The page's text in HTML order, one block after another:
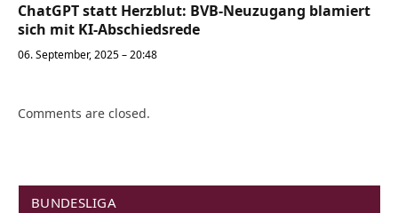
ChatGPT statt Herzblut: BVB-Neuzugang blamiert
sich mit KI-Abschiedsrede
06. September, 2025 – 20:48
Comments are closed.
BUNDESLIGA